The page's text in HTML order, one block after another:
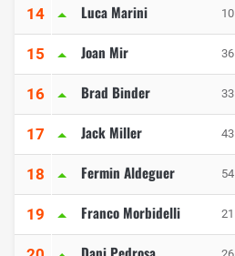
14 Luca Marini 10
15 Joan Mir 36
16 Brad Binder 33
17 Jack Miller 43
18 Fermin Aldeguer 54
19 Franco Morbidelli 21